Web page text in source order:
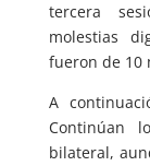
tercera
molestias
fueron de 10
A
Continúan
bilateral,